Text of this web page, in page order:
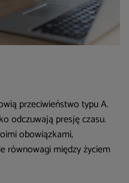
przeciwieństwo typu A.
odczuwają presję czasu.
obowiązkami,
równowagi między życiem